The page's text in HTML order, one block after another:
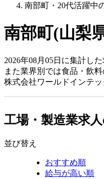
南部町・20代活躍中
南部町(山梨
2026年08月05日に集計し
また業界別では食品・飲
株式会社ワールドインテ
工場・製造業求
並び替え
おすすめ順
給与が高い順